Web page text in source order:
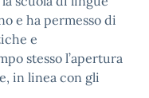
e ha permesso di
e
stesso l’apertura
in linea con gli